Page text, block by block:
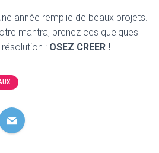
année remplie de beaux projets.
mantra, prenez ces quelques
: OSEZ CREER !